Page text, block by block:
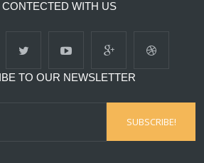
CONTECTED WITH US
TO OUR NEWSLETTER